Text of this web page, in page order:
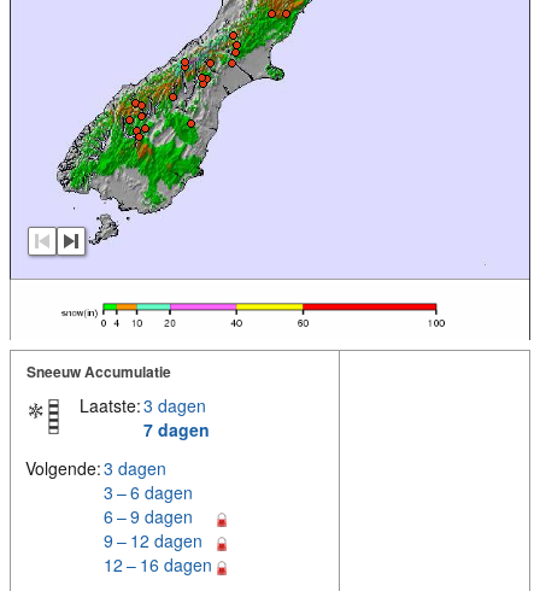
Sneeuw Accumulatie
Laatste:3 dagen
7 dagen
Volgende:3 dagen
3 – 6 dagen
6 – 9 dagen
9 – 12 dagen
12 – 16 dagen